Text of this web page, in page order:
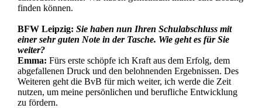
finden können.
BFW Leipzig: Sie haben nun Ihren Schulabschluss mit
einer sehr guten Note in der Tasche. Wie geht es für Sie
weiter?
Emma: Fürs erste schöpfe ich Kraft aus dem Erfolg, dem
abgefallenen Druck und den belohnenden Ergebnissen. Des
Weiteren geht die BvB für mich weiter, ich werde die Zeit
nutzen, um meine persönlichen und berufliche Entwicklung
zu fördern.